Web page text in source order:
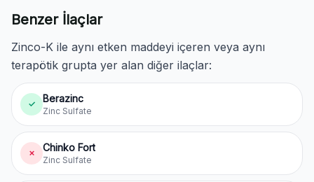
Benzer İlaçlar
Zinco-K ile aynı etken maddeyi içeren veya aynı
terapötik grupta yer alan diğer ilaçlar:
✓ Berazinc
Zinc Sulfate
✗ Chinko Fort
Zinc Sulfate